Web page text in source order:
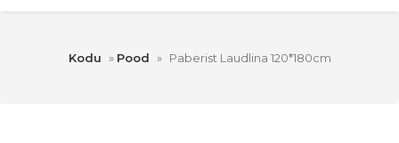
Kodu » Pood » Paberist Laudlina 120*180cm